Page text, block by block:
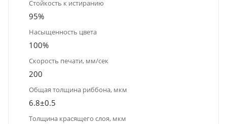
Стойкость к истиранию
95%
Насыщенность цвета
100%
Скорость печати, мм/сек
200
Общая толщина риббона, мкм
6.8±0.5
Толщина красящего слоя, мкм